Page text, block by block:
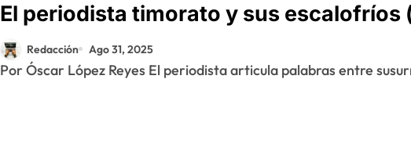
El periodista timorato y sus escalofríos
Redacción Ago 31, 2025
Por Óscar López Reyes El periodista articula palabras entre